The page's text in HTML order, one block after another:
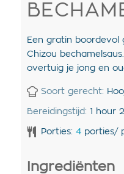
Een gratin boordevol
Chizou
overtuig je jong en
Soort gerecht:
Bereidingstijd: 1 hour
Porties: 4 porties/
Ingrediënten